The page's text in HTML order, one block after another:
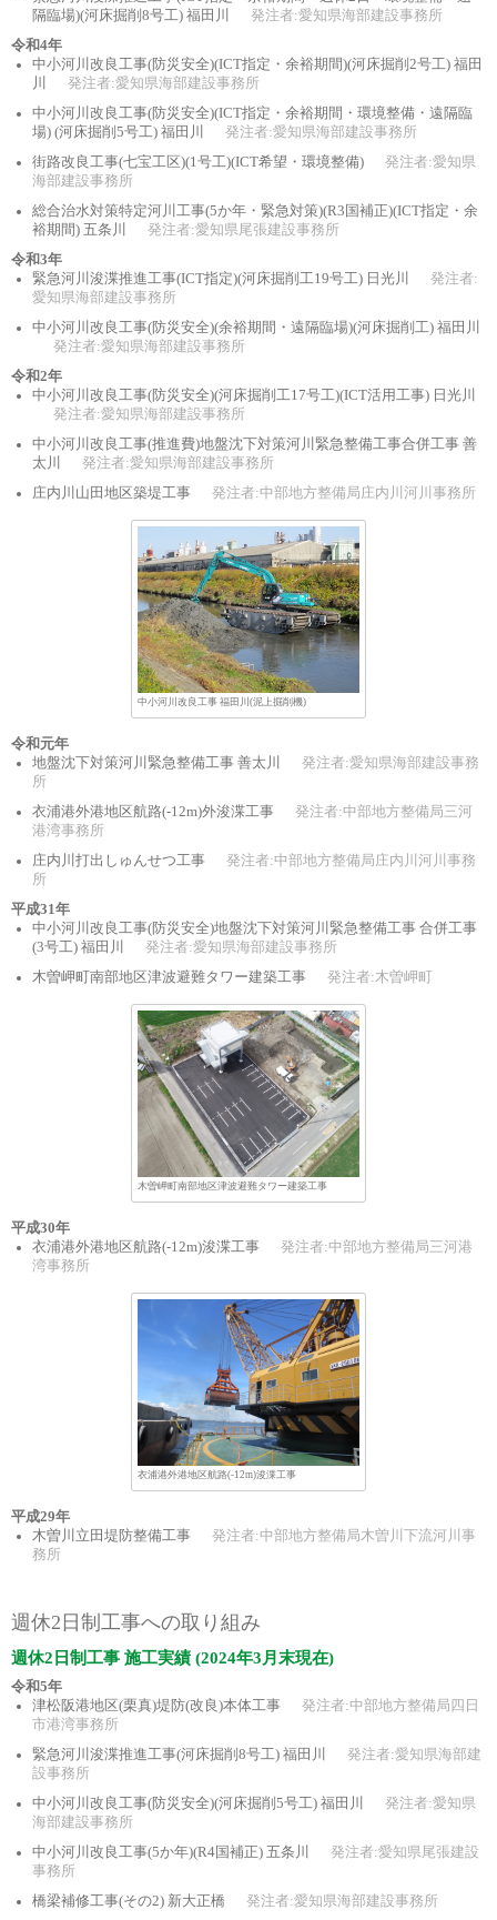
隔臨場)(河床掘削8号工) 福田川
発注者:愛知県海部建設事務所
令和4年
中小河川改良工事(防災安全)(ICT指定・余裕期間)(河床掘削2号工) 福田
川
発注者:愛知県海部建設事務所
中小河川改良工事(防災安全)(ICT指定・余裕期間・環境整備・遠隔臨
場) (河床掘削5号工) 福田川
発注者:愛知県海部建設事務所
街路改良工事(七宝工区)(1号工)(ICT希望・環境整備)
発注者:愛知県
海部建設事務所
総合治水対策特定河川工事(5か年・緊急対策)(R3国補正)(ICT指定・余
裕期間) 五条川
発注者:愛知県尾張建設事務所
令和3年
緊急河川浚渫推進工事(ICT指定)(河床掘削工19号工) 日光川
発注者:
愛知県海部建設事務所
中小河川改良工事(防災安全)(余裕期間・遠隔臨場)(河床掘削工) 福田川
発注者:愛知県海部建設事務所
令和2年
中小河川改良工事(防災安全)(河床掘削工17号工)(ICT活用工事) 日光川
発注者:愛知県海部建設事務所
中小河川改良工事(推進費)地盤沈下対策河川緊急整備工事合併工事 善
太川
発注者:愛知県海部建設事務所
庄内川山田地区築堤工事
発注者:中部地方整備局庄内川河川事務所
中小河川改良工事 福田川(泥上掘削機)
令和元年
地盤沈下対策河川緊急整備工事 善太川
発注者:愛知県海部建設事務
所
衣浦港外港地区航路(-12m)外浚渫工事
発注者:中部地方整備局三河
港湾事務所
庄内川打出しゅんせつ工事
発注者:中部地方整備局庄内川河川事務
所
平成31年
中小河川改良工事(防災安全)地盤沈下対策河川緊急整備工事 合併工事
(3号工) 福田川
発注者:愛知県海部建設事務所
木曽岬町南部地区津波避難タワー建築工事
発注者:木曽岬町
木曽岬町南部地区津波避難タワー建築工事
平成30年
衣浦港外港地区航路(-12m)浚渫工事
発注者:中部地方整備局三河港
湾事務所
衣浦港外港地区航路(-12m)浚渫工事
平成29年
木曽川立田堤防整備工事
発注者:中部地方整備局木曽川下流河川事
務所
週休2日制工事への取り組み
週休2日制工事 施工実績 (2024年3月末現在)
令和5年
津松阪港地区(栗真)堤防(改良)本体工事
発注者:中部地方整備局四日
市港湾事務所
緊急河川浚渫推進工事(河床掘削8号工) 福田川
発注者:愛知県海部建
設事務所
中小河川改良工事(防災安全)(河床掘削5号工) 福田川
発注者:愛知県
海部建設事務所
中小河川改良工事(5か年)(R4国補正) 五条川
発注者:愛知県尾張建設
事務所
橋梁補修工事(その2) 新大正橋
発注者:愛知県海部建設事務所